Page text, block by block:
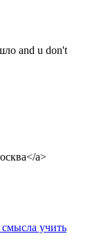
and u don't
a>
учить